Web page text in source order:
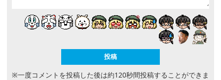
※一度コメントを投稿した後は約120秒間投稿することができま